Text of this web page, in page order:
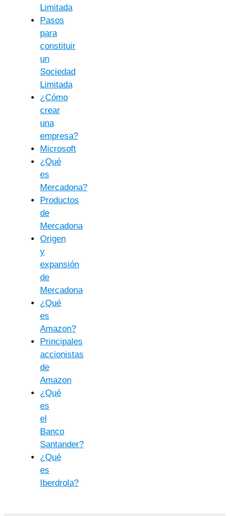
Limitada
Pasos
para
constituir
un
Sociedad
Limitada
¿Cómo
crear
una
empresa?
Microsoft
¿Qué
es
Mercadona?
Productos
de
Mercadona
Origen
y
expansión
de
Mercadona
¿Qué
es
Amazon?
Principales
accionistas
de
Amazon
¿Qué
es
el
Banco
Santander?
¿Qué
es
Iberdrola?